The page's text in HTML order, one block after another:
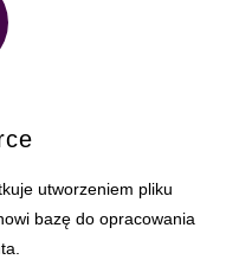
utworzeniem pliku
bazę do opracowania